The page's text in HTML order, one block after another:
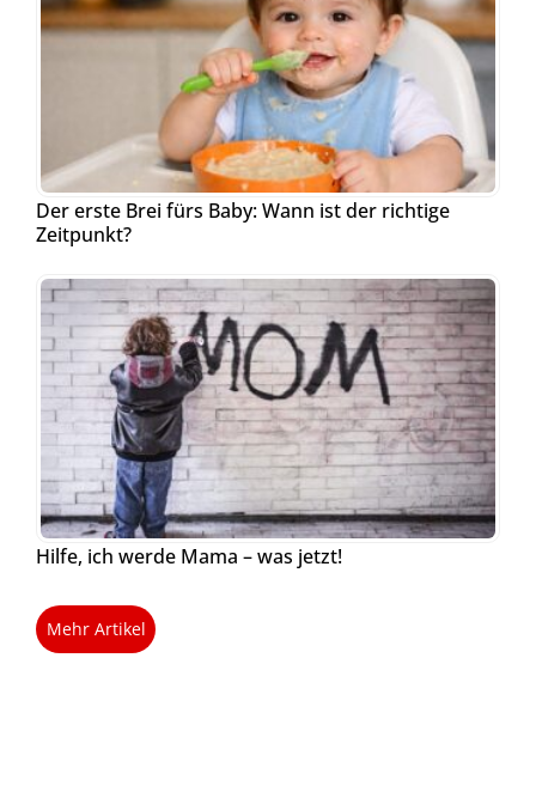
Der erste Brei fürs Baby: Wann ist der richtige
Zeitpunkt?
Hilfe, ich werde Mama – was jetzt!
Mehr Artikel